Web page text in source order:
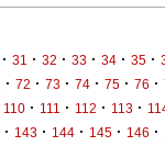
· 31 · 32 · 33 · 34 · 35 ·
· 72 · 73 · 74 · 75 · 76 ·
110 · 111 · 112 · 113 ·
· 143 · 144 · 145 · 146 ·